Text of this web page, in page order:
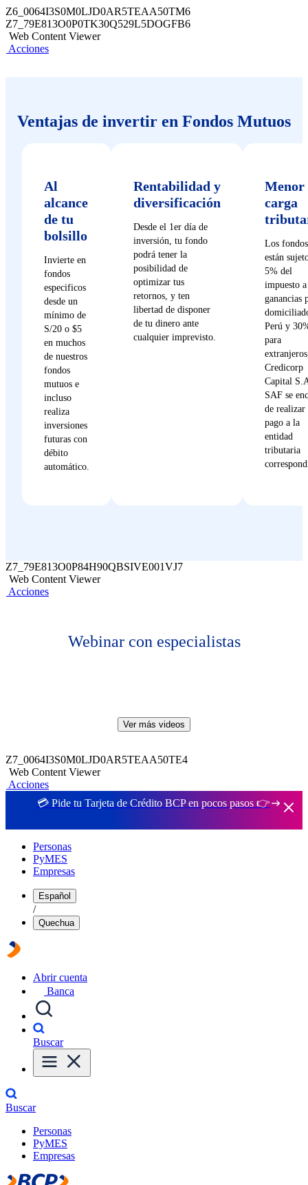
Z6_0064I3S0M0LJD0AR5TEAA50TM6
Z7_79E813O0P0TK30Q529L5DOGFB6
Web Content Viewer
Acciones
Ventajas de invertir en Fondos Mutuos
Al
alcance
de tu
bolsillo
Invierte en
fondos
especificos
desde un
mínimo de
S/20 o $5
en muchos
de nuestros
fondos
mutuos e
incluso
realiza
inversiones
futuras con
débito
automático.
Rentabilidad y
diversificación
Desde el 1er día de
inversión, tu fondo
podrá tener la
posibilidad de
optimizar tus
retornos, y ten
libertad de disponer
de tu dinero ante
cualquier imprevisto.
Menor
carga
Los fondos
están
5% del
impuesto
ganancias
Perú y
para
Credicorp
Capital
SAF se
de realizar
pago a la
entidad
tributaria
Z7_79E813O0P84H90QBSIVE001VJ7
Web Content Viewer
Acciones
Webinar con especialistas
Ver más videos
Z7_0064I3S0M0LJD0AR5TEAA50TE4
Web Content Viewer
Acciones
💳 Pide tu Tarjeta de Crédito BCP en pocos pasos 👉
Personas
PyMES
Empresas
Español
/
Quechua
Abrir cuenta
Banca
Buscar
Buscar
Personas
PyMES
Empresas